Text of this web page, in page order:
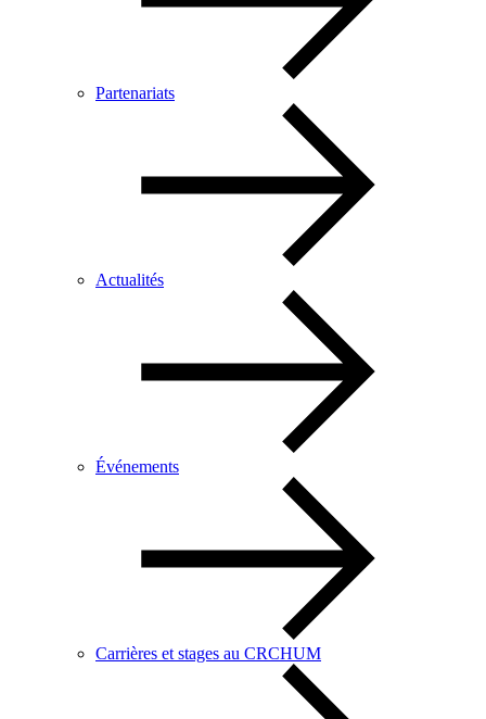
Partenariats
Actualités
Événements
Carrières et stages au CRCHUM